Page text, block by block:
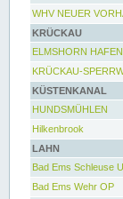
WHV NEUER
KRÜCKAU
ELMSHORN HAFEN
KRÜCKAU-
KÜSTENKANAL
HUNDSMÜHLEN
Hilkenbrook
LAHN
Bad Ems Schleuse
Bad Ems Wehr OP